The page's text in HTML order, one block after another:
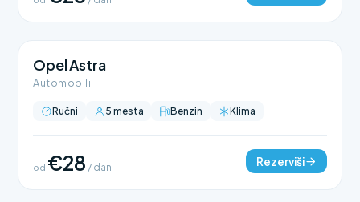
Opel Astra
Automobili
Ručni 5 mesta Benzin Klima
od €28 / dan Rezerviši